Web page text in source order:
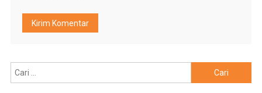
untuk: